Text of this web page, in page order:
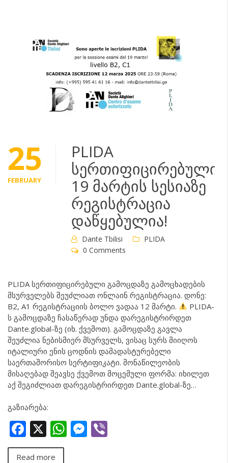
25
FEBRUARY
PLIDA
სერთიფიცირებული:
19 მარტის სესიაზე
რეგისტრაცია
დაწყებულია!
Dante Tbilisi
PLIDA
0 Comments
PLIDA სერთიფიცირებული გამოცდაზე გამოცხადების
მსურველებს შეუძლიათ ონლაინ რეგისტრაცია. დონე:
B2, A1 რეგისტრაციის ბოლო ვადაა 12 მარტი.
PLIDA-
ს გამოცდაზე ჩასაწერად უნდა დარეგისტრირდეთ
Dante.global-ზე (იხ. ქვემოთ). გამოცდაზე გავლა
შეუძლია ნებისმიერ მსურველს, ვისაც სურს მიიღოს
იტალიური ენის ცოდნის დამადასტურებელი
საერთაშორისო სერტიფიკატი. მონაწილეობის
მისაღებად შეავსე ქვემოთ მოცემული ფორმა: იხილეთ
აქ შეგიძლიათ დარეგისტრირდეთ Dante.global-ზე…
გაზიარება:
Facebook
X WhatsApp
Messenger
Read more